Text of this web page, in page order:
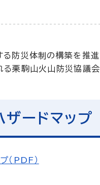
防災体制の構築を推進す
栗駒山火山防災協議会
ードマップ
（PDF）